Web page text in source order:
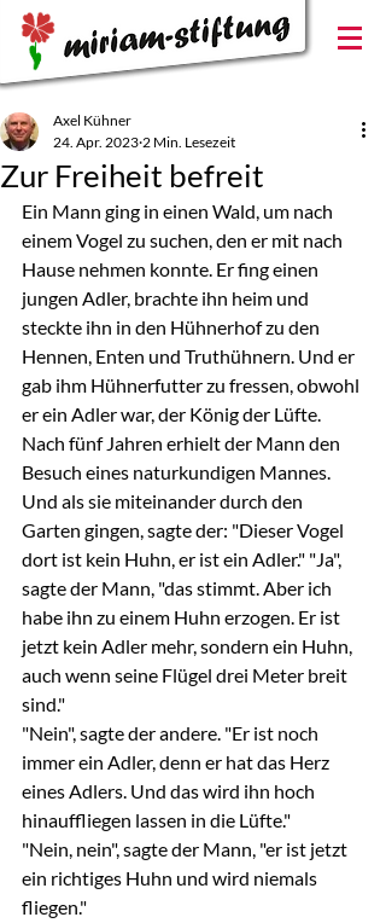
Zur Freiheit befreit
Axel Kühner
24. Apr. 2023 2 Min. Lesezeit
Ein Mann ging in einen Wald, um nach
einem Vogel zu suchen, den er mit nach
Hause nehmen konnte. Er fing einen
jungen Adler, brachte ihn heim und
steckte ihn in den Hühnerhof zu den
Hennen, Enten und Truthühnern. Und er
gab ihm Hühnerfutter zu fressen, obwohl
er ein Adler war, der König der Lüfte.
Nach fünf Jahren erhielt der Mann den
Besuch eines naturkundigen Mannes.
Und als sie miteinander durch den
Garten gingen, sagte der: "Dieser Vogel
dort ist kein Huhn, er ist ein Adler." "Ja",
sagte der Mann, "das stimmt. Aber ich
habe ihn zu einem Huhn erzogen. Er ist
jetzt kein Adler mehr, sondern ein Huhn,
auch wenn seine Flügel drei Meter breit
sind."
"Nein", sagte der andere. "Er ist noch
immer ein Adler, denn er hat das Herz
eines Adlers. Und das wird ihn hoch
hinauffliegen lassen in die Lüfte."
"Nein, nein", sagte der Mann, "er ist jetzt
ein richtiges Huhn und wird niemals
fliegen."